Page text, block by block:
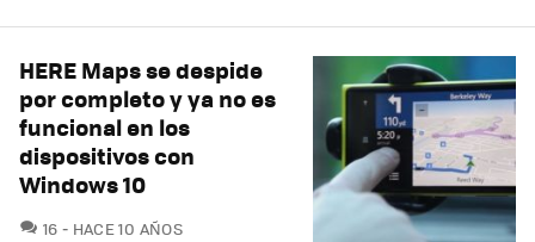
HERE Maps se despide
por completo y ya no es
funcional en los
dispositivos con
Windows 10
16 COMENTARIOS
HACE 10 AÑOS